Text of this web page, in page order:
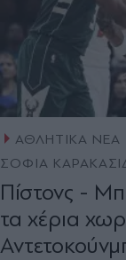
ΑΘΛΗΤΙΚΑ ΝΕΑ
ΣΟΦΙΑ
Πίστονς -
τα χέρια